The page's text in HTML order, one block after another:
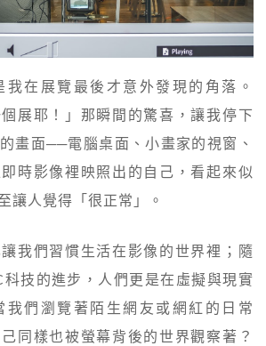
在展覽最後才意外發現的角落。
個展耶！」那瞬間的驚喜，讓我停下
畫面──電腦桌面、小畫家的視窗、
時影像裡映照出的自己，看起來似
讓人覺得「很正常」。
我們習慣生活在影像的世界裡；隨
技的進步，人們更是在虛擬與現實
我們瀏覽著陌生網友或網紅的日常
同樣也被螢幕背後的世界觀察著？